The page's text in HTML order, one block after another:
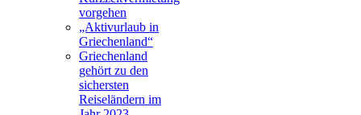
vorgehen
„Aktivurlaub in
Griechenland“
Griechenland
gehört zu den
sichersten
Reiseländern im